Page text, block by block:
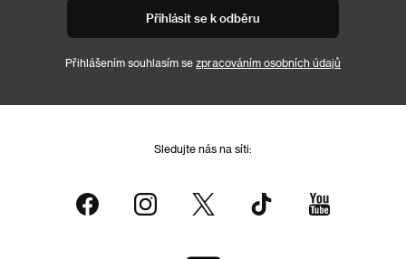
Přihlásit se k odběru
Přihlášením souhlasím se zpracováním osobních údajů
Sledujte nás na síti: